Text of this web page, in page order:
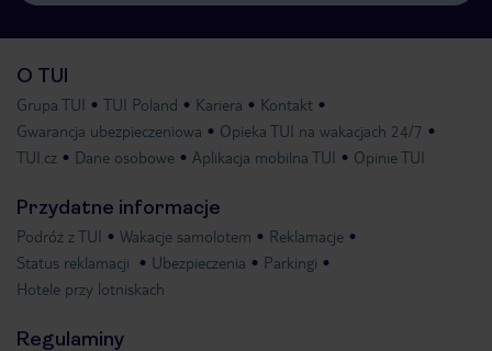
O TUI
Grupa TUI TUI Poland Kariera
Kontakt
Gwarancja ubezpieczeniowa
Opieka TUI na wakacjach 24/7
TUI.cz
Dane osobowe Aplikacja mobilna TUI Opinie TUI
Przydatne informacje
Podróż z TUI Wakacje samolotem
Reklamacje
Status reklamacji
Ubezpieczenia
Parkingi
Hotele przy lotniskach
Regulaminy